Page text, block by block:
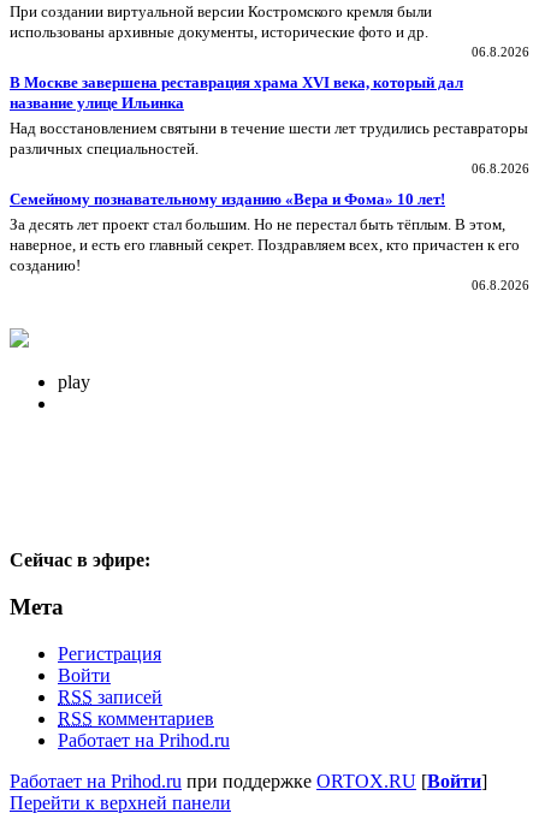
При создании виртуальной версии Костромского кремля были
использованы архивные документы, исторические фото и др.
06.8.2026
В Москве завершена реставрация храма XVI века, который дал
название улице Ильинка
Над восстановлением святыни в течение шести лет трудились реставраторы
различных специальностей.
06.8.2026
Семейному познавательному изданию «Вера и Фома» 10 лет!
За десять лет проект стал большим. Но не перестал быть тёплым. В этом,
наверное, и есть его главный секрет. Поздравляем всех, кто причастен к его
созданию!
06.8.2026
play
Сейчас в эфире:
Мета
Регистрация
Войти
RSS записей
RSS комментариев
Работает на Prihod.ru
Работает на Prihod.ru при поддержке ORTOX.RU [Войти]
Перейти к верхней панели